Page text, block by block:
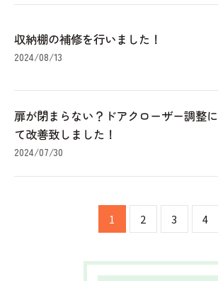
収納棚の補修を行いました！
2024/08/13
扉が閉まらない？ドアクローザー調整に
て改善致しました！
2024/07/30
1 2 3 4